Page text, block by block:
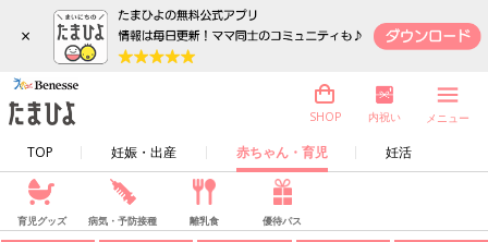
×
TOP 妊娠・出産 赤ちゃん・育児 妊活
SHOP 内祝い メニュー
育児グッズ 病気・予防接種 離乳食 優待パス